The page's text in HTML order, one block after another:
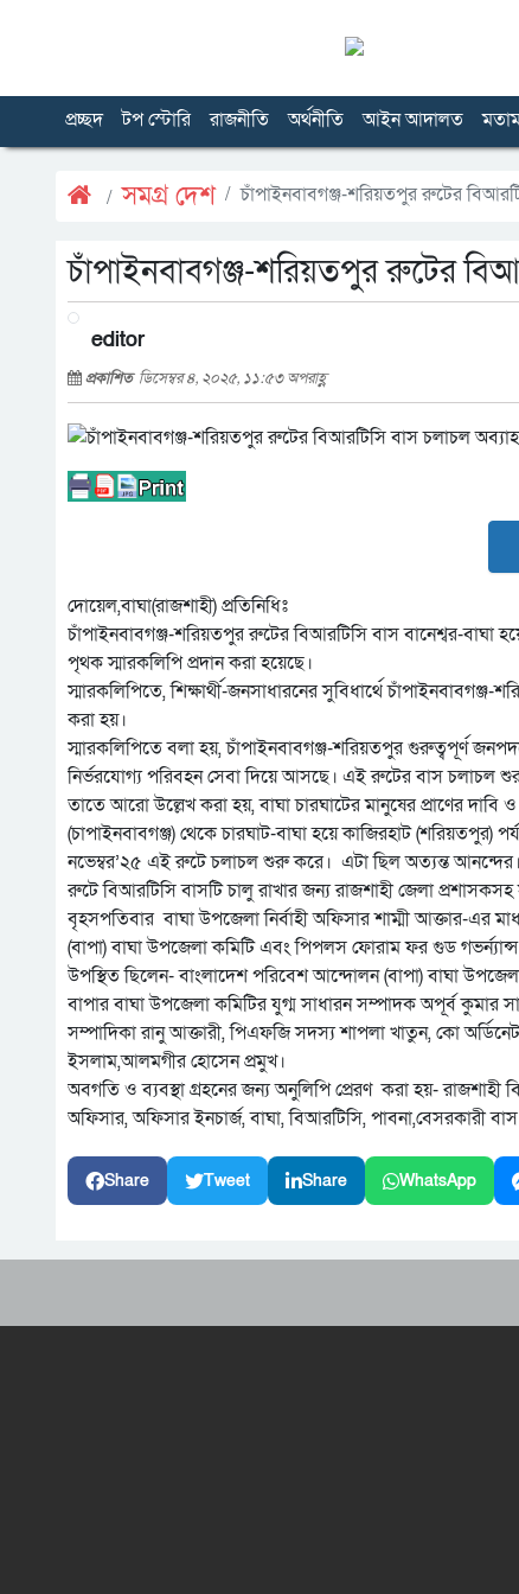
প্রচ্ছদ টপ স্টোরি রাজনীতি অর্থনীতি আইন আদালত
সমগ্র দেশ চাঁপাইনবাবগঞ্জ-শরিয়তপুর রুটের
চাঁপাইনবাবগঞ্জ-শরিয়তপুর রুটের
editor
প্রকাশিত ডিসেম্বর ৪, ২০২৫, ১১:৫৩ অপরাহ্ণ
দোয়েল,বাঘা(রাজশাহী) প্রতিনিধিঃ
চাঁপাইনবাবগঞ্জ-শরিয়তপুর রুটের বিআরটিসি বাস বানেশ্বর-বাঘা
পৃথক স্মারকলিপি প্রদান করা হয়েছে।
স্মারকলিপিতে, শিক্ষার্থী-জনসাধারনের সুবিধার্থে
করা হয়।
স্মারকলিপিতে বলা হয়, চাঁপাইনবাবগঞ্জ-শরিয়তপুর গুরুত্বপূর্ণ
নির্ভরযোগ্য পরিবহন সেবা দিয়ে আসছে। এই রুটের বাস চলাচল শুরু
তাতে আরো উল্লেখ করা হয়, বাঘা চারঘাটের মানুষের প্রাণের দাবি
(চাপাইনবাবগঞ্জ) থেকে চারঘাট-বাঘা হয়ে কাজিরহাট
নভেম্বর’২৫ এই রুটে চলাচল শুরু করে। এটা ছিল অত্যন্ত
রুটে বিআরটিসি বাসটি চালু রাখার জন্য রাজশাহী জেলা প্রশাসকসহ
বৃহসপতিবার বাঘা উপজেলা নির্বাহী অফিসার শাম্মী আক্তার-এর
(বাপা) বাঘা উপজেলা কমিটি এবং পিপলস ফোরাম ফর গুড
উপস্থিত ছিলেন- বাংলাদেশ পরিবেশ আন্দোলন (বাপা) বাঘা
বাপার বাঘা উপজেলা কমিটির যুগ্ম সাধারন সম্পাদক অপূর্ব
সম্পাদিকা রানু আক্তারী, পিএফজি সদস্য শাপলা খাতুন, কো
ইসলাম,আলমগীর হোসেন প্রমুখ।
অবগতি ও ব্যবস্থা গ্রহনের জন্য অনুলিপি প্রেরণ করা হয়- রাজশাহী
অফিসার, অফিসার ইনচার্জ, বাঘা, বিআরটিসি, পাবনা,বেসরকারী
Share Tweet Share WhatsApp